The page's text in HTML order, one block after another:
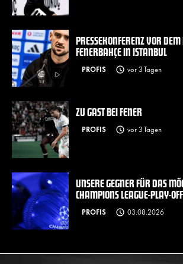
PRESSEKONFERENZ VOR DEM
FENERBAHÇE IN ISTANBUL
PROFIS vor 3 Tagen
ZU GAST BEI FENER
PROFIS vor 3 Tagen
UNSERE GEGNER FÜR DAS
CHAMPIONS LEAGUE-PLAY-OFF
PROFIS 03.08.2026